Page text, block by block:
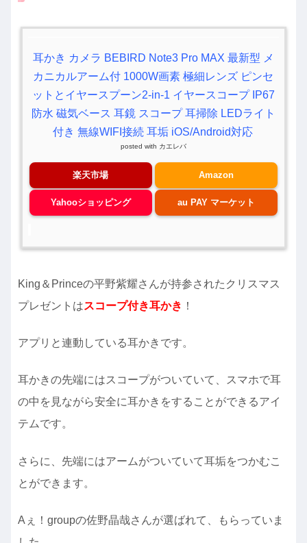
耳かき カメラ BEBIRD Note3 Pro MAX 最新型 メ
カニカルアーム付 1000W画素 極細レンズ ピンセ
ットとイヤースプーン2-in-1 イヤースコープ IP67
防水 磁気ベース 耳鏡 スコープ 耳掃除 LEDライト
付き 無線WIFI接続 耳垢 iOS/Android対応
posted with カエレバ
楽天市場 Amazon
Yahooショッピング au PAY マーケット
King＆Princeの平野紫耀さんが持参されたクリスマス
プレゼントはスコープ付き耳かき ！
アプリと連動している耳かきです。
耳かきの先端にはスコープがついていて、スマホで耳
の中を見ながら安全に耳かきをすることができるアイ
テムです。
さらに、先端にはアームがついていて耳垢をつかむこ
とができます。
Aぇ！groupの佐野晶哉さんが選ばれて、もらっていま